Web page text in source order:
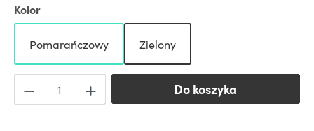
Kolor
Pomarańczowy Zielony
Do koszyka
Do koszyka